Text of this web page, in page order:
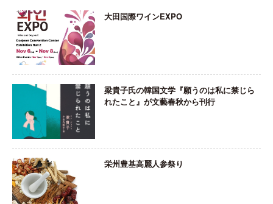
大田国際ワインEXPO
梁貴子氏の韓国文学『願うのは私に禁じら
れたこと』が文藝春秋から刊行
栄州豊基高麗人参祭り